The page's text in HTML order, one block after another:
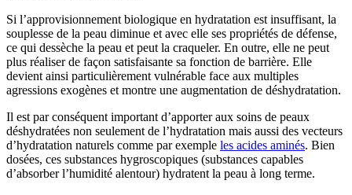
Si l’approvisionnement biologique en hydratation est insuffisant, la
souplesse de la peau diminue et avec elle ses propriétés de défense,
ce qui dessèche la peau et peut la craqueler. En outre, elle ne peut
plus réaliser de façon satisfaisante sa fonction de barrière. Elle
devient ainsi particulièrement vulnérable face aux multiples
agressions exogènes et montre une augmentation de déshydratation.
Il est par conséquent important d’apporter aux soins de peaux
déshydratées non seulement de l’hydratation mais aussi des vecteurs
d’hydratation naturels comme par exemple les acides aminés. Bien
dosées, ces substances hygroscopiques (substances capables
d’absorber l’humidité alentour) hydratent la peau à long terme.